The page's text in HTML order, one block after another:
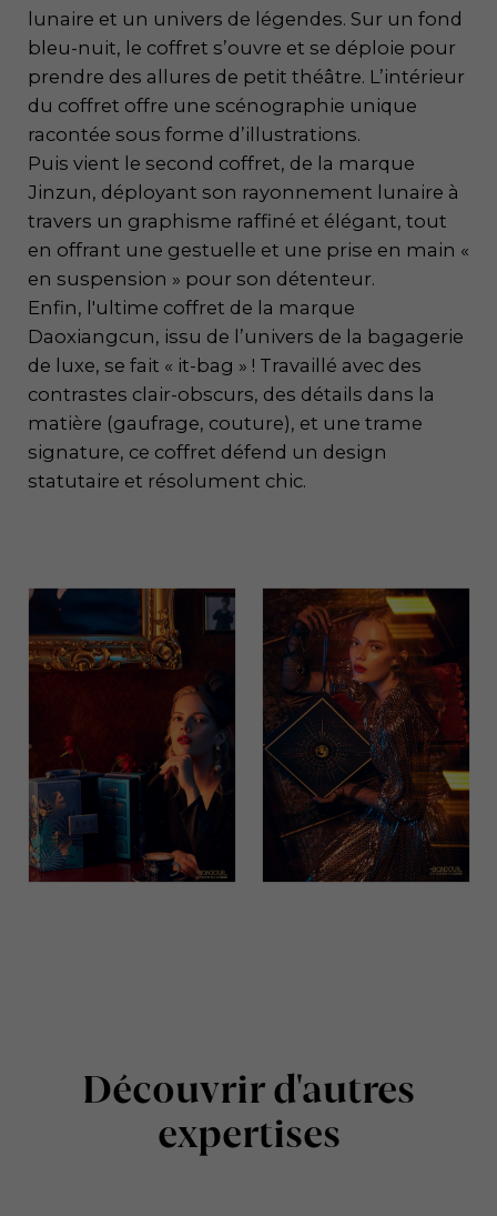
lunaire et un univers de légendes. Sur un fond
bleu-nuit, le coffret s’ouvre et se déploie pour
prendre des allures de petit théâtre. L’intérieur
du coffret offre une scénographie unique
racontée sous forme d’illustrations.
Puis vient le second coffret, de la marque
Jinzun, déployant son rayonnement lunaire à
travers un graphisme raffiné et élégant, tout
en offrant une gestuelle et une prise en main «
en suspension » pour son détenteur.
Enfin, l'ultime coffret de la marque
Daoxiangcun, issu de l’univers de la bagagerie
de luxe, se fait « it-bag » ! Travaillé avec des
contrastes clair-obscurs, des détails dans la
matière (gaufrage, couture), et une trame
signature, ce coffret défend un design
statutaire et résolument chic.
Découvrir d'autres
expertises